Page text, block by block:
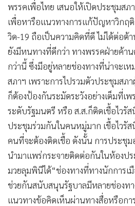
• กองทุนรวม
• Celeb Online
• Factcheck
• ญี่ปุ่น
• News1
• Gotomanager
พรรคเพื่อไทย เสนอให้เปิดประชุมส
เพื่อหารือแนวทางการแก้ปัญหาวิกฤติ
วิด-19 ถือเป็นความคิดที่ดี ไม่ได้ต่อต้
ยังมีหนทางที่ดีกว่า ทางพรรคฝ่ายค้า
กว่านี้ ซึ่งมีอยู่หลายช่องทางที่น่าจะเ
สภาฯ เพราะการไปรวมตัวประชุมส
ก็ต้องป้องกันระมัดระวังอย่างเต็มที่เพ
ระดับรัฐมนตรี หรือ ส.ส.ก็ติดเชื้อไวรัส
ประชุมร่วมกันในคนหมู่มาก เชื้อไวรัส
คนที่จะต้องติดเชื้อ ดังนั้น การประชุ
นำมาแพร่กระจายติดต่อกันในห้องป
มวยลุมพินีได้“ช่องทางที่ทางนักการเ
ช่วยกันสนับสนุนรัฐบาลมีหลายช่องทา
แนวทางข้อคิดเห็นผ่านทางสื่อหรือกา